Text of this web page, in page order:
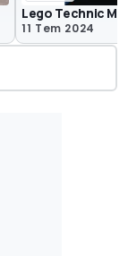
Lego Technic
11 Tem 2024